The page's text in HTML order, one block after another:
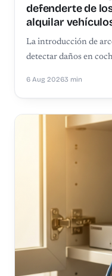
defenderte de
alquilar
La introducción de
detectar daños en
6 Aug 20263 min